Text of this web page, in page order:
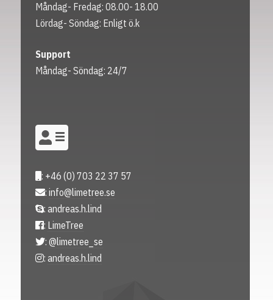
Måndag- Fredag: 08.00- 18.00
Lördag- Söndag: Enligt ö.k
Support
Måndag- Söndag: 24/7
: +46 (0) 703 22 37 57
: info@limetree.se
: andreas.h.lind
: LimeTree
: @limetree_se
: andreas.h.lind